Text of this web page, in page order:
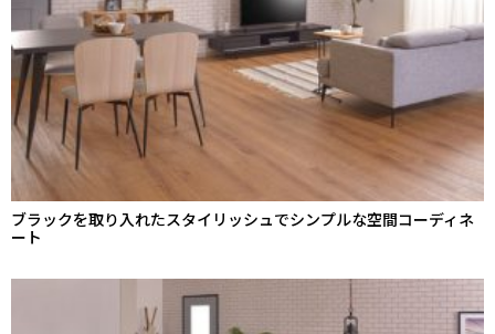
ブラックを取り入れたスタイリッシュでシンプルな空間コーディネ
ート